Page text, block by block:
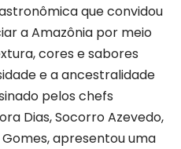
que convidou
a Amazônia por meio
cores e sabores
e a ancestralidade
pelos chefs
Dias, Socorro Azevedo,
apresentou uma